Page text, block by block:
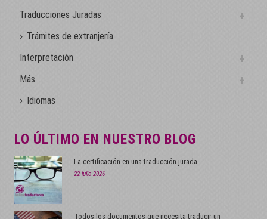
Traducciones Juradas
Trámites de extranjería
Interpretación
Más
Idiomas
LO ÚLTIMO EN NUESTRO BLOG
La certificación en una traducción jurada
22 julio 2026
Todos los documentos que necesita traducir un